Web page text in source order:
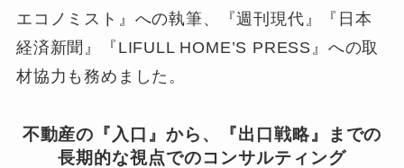
エコノミスト』への執筆、『週刊現代』『日本
経済新聞』『LIFULL HOME’S PRESS』への取
材協力も務めました。
不動産の『入口』から、『出口戦略』までの
長期的な視点でのコンサルティング